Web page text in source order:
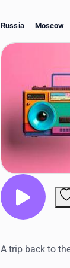
Russia Moscow
A trip back to